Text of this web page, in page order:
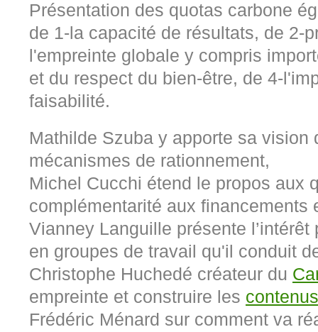
Présentation des quotas carbone
de 1-la capacité de résultats, de 2-
l'empreinte globale y compris
et du respect du bien-être, de 4-
faisabilité.
Mathilde Szuba y apporte sa
mécanismes de rationnement,
Michel Cucchi étend le propos aux
complémentarité aux financements
Vianney Languille présente
en groupes de travail qu'il conduit
Christophe Huchedé créateur du
empreinte et construire les
Frédéric Ménard sur comment va